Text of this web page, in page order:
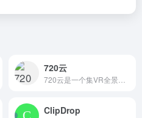
720云
ClipDrop